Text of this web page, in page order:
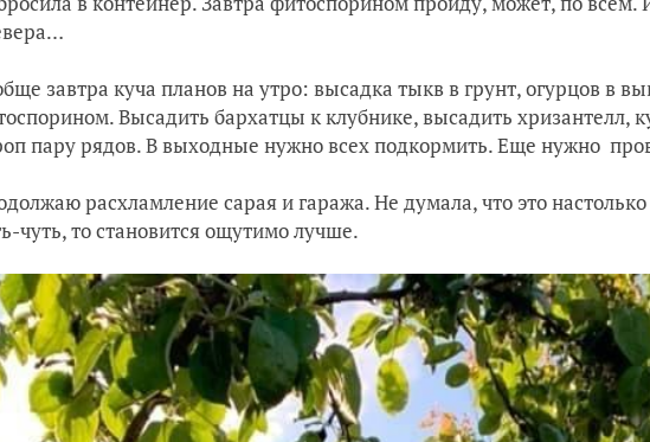
завтра куча планов на утро: высадка тыкв в грунт, огурцов в
Высадить бархатцы к клубнике,высадить хризантелл,
пару рядов. В выходные нужно всех подкормить. Еще нужно
расхламление сарая и гаража. Не думала, что это
чуть, то становится ощутимо лучше.